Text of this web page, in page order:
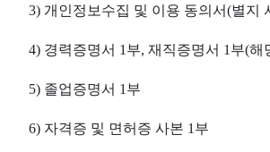
3) 개인정보수집 및 이용 동의서(별지
4) 경력증명서 1 부, 재직증명서 1 부(해
5) 졸업증명서 1 부
6) 자격증 및 면허증 사본 1 부